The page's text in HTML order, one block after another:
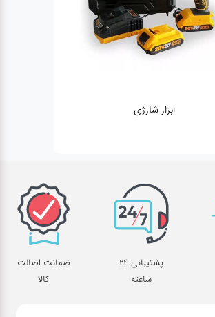
ابزار شارژی
پشتیبانی 24
ساعته
ضمانت اصالت
کالا